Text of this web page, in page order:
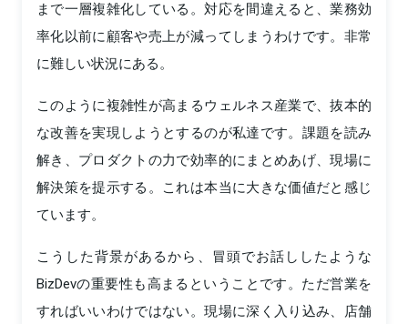
まで一層複雑化している。対応を間違えると、業務効
率化以前に顧客や売上が減ってしまうわけです。非常
に難しい状況にある。
このように複雑性が高まるウェルネス産業で、抜本的
な改善を実現しようとするのが私達です。課題を読み
解き、プロダクトの力で効率的にまとめあげ、現場に
解決策を提示する。これは本当に大きな価値だと感じ
ています。
こうした背景があるから、冒頭でお話ししたような
BizDevの重要性も高まるということです。ただ営業を
すればいいわけではない。現場に深く入り込み、店舗